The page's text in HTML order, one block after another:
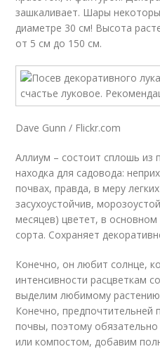
зашкаливает. Шары
диаметре 30 см! Высота
от 5 см до 150 см.
Dave Gunn / Flickr.com
Аллиум – состоит сплошь
находка для садовода:
почвах, правда, в меру
засухоустойчив,
месяцев) цветет, в
сорта. Сохраняет
Конечно, он любит солнце,
интенсивности расцветкам
выделим любимому
Конечно, предпочтительней
почвы, поэтому
или компостом, добавим